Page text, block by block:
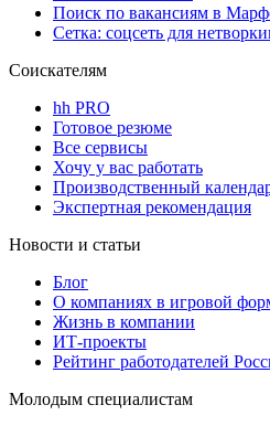
Поиск по вакансиям в
Сетка: соцсеть для
Соискателям
hh PRO
Готовое резюме
Все сервисы
Хочу у вас работать
Производственный
Экспертная рекомендация
Новости и статьи
Блог
О компаниях в игровой
Жизнь в компании
ИТ-проекты
Рейтинг работодателей
Молодым специалистам